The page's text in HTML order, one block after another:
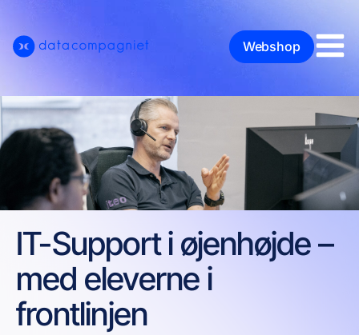
Webshop
IT-Support i øjenhøjde –
med eleverne i
frontlinjen